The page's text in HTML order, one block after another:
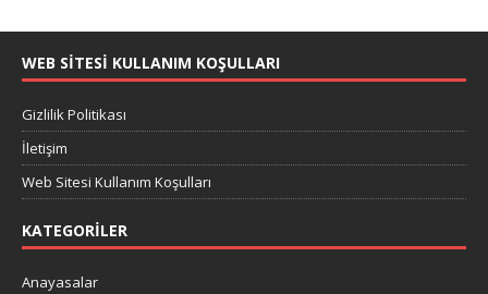
WEB SITESI KULLANIM KOŞULLARI
Gizlilik Politikası
İletişim
Web Sitesi Kullanım Koşulları
KATEGORILER
Anayasalar